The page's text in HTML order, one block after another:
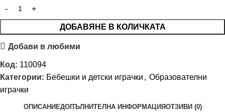
ДОБАВЯНЕ В КОЛИЧКАТА
Добави в любими
Код: 110094
Категории: Бебешки и детски играчки , Образователни
играчки
ОПИСАНИЕДОПЪЛНИТЕЛНА ИНФОРМАЦИЯОТЗИВИ (0)